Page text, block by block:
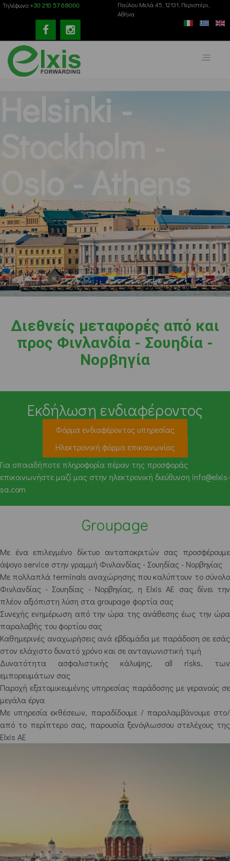
Τηλέφωνο:+30 210 57 68000
Παύλου Mελά 45, 12131, Περιστέρι,
Αθήνα
Helsinki -
Oslo - Athens
Διεθνείς μεταφορές από και
προς Φινλανδία - Σουηδία -
Νορβηγία
Εκδήλωση ενδιαφέροντος
Φόρμα ενδιαφέροντος υπηρεσίας
Ηλεκτρονική φόρμα επικοινωνίας
Για οποιαδήποτε πληροφορία πέραν της προσφοράς
επικοινωνήστε μαζί μας στην ηλεκτρονική διεύθυνση info@elxis-
sa.com
Groupage
Με ένα επιλεγμένο δίκτυο ανταποκριτών σας προσφέρουμε
άψογο service στην γραμμή Φινλανδίας - Σουηδίας - Νορβηγίας
Με πολλαπλά terminals αναχώρησης που καλύπτουν το σύνολο
Φινλανδίας - Σουηδίας - Νορβηγίας, η Elxis AE σας δίνει την
πλέον αξιόπιστη λύση στα groupage φορτία σας
Συνεχής ενημέρωση από την ώρα της ανάθεσης έως την ώρα
παραλαβής του φορτίου σας
Καθημερινές αναχωρήσεις ανά εβδομάδα με παράδοση σε εσάς
στον ελάχιστο δυνατό χρόνο και σε ανταγωνιστική τιμή
Δυνατότητα ασφαλιστικής κάλυψης, all risks, των
εμπορευμάτων σας
Παροχή εξατομικευμένης υπηρεσίας παράδοσης με γερανούς σε
μεγάλα έργα
Με υπηρεσία εκθέσεων, παραδίδουμε / παραλαμβάνουμε στο/
από το περίπτερο σας, παρουσία ξενόγλωσσου στελέχους της
Elxis AE